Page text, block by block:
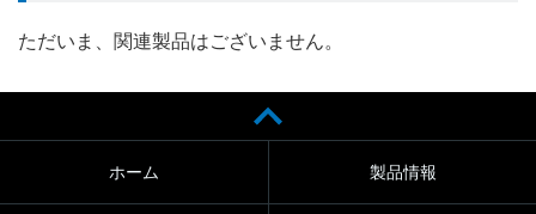
ただいま、関連製品はございません。
ホーム 製品情報